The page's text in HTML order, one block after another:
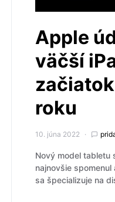
Apple
väčší
roku
10. júna 2022
Nový model tabletu
najnovšie
sa špecializuje na